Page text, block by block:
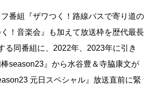
番組『ザワつく！路線バスで寄り道の
！音楽会』も加えて放送枠を歴代最長
る同番組に、2022年、2023年に引き
season23』から水谷豊＆寺脇康文が
元日スペシャル』放送直前に緊